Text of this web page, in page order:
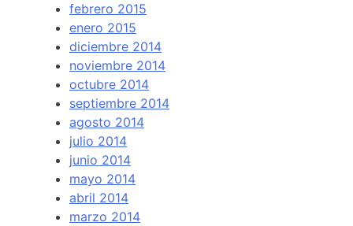
febrero 2015
enero 2015
diciembre 2014
noviembre 2014
octubre 2014
septiembre 2014
agosto 2014
julio 2014
junio 2014
mayo 2014
abril 2014
marzo 2014